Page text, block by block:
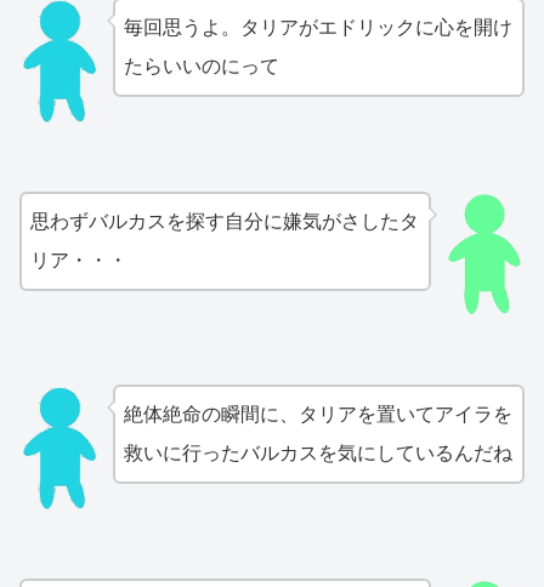
毎回思うよ。タリアがエドリックに心を開け
たらいいのにって
思わずバルカスを探す自分に嫌気がさしたタ
リア・・・
絶体絶命の瞬間に、タリアを置いてアイラを
救いに行ったバルカスを気にしているんだね